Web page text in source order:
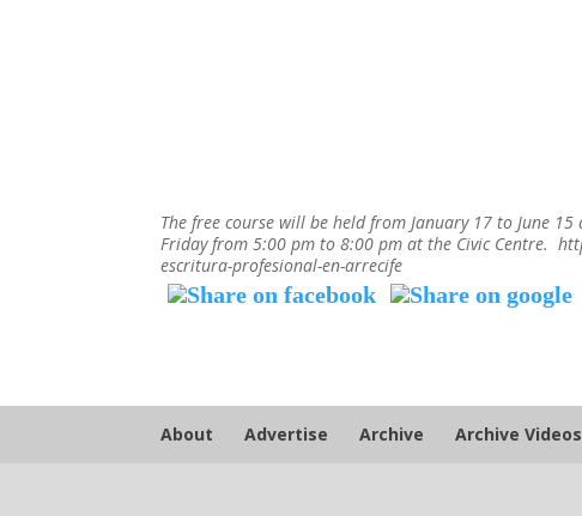
The free course will be held from January 17 to June
Friday from 5:00 pm to 8:00 pm at the Civic Centre.
escritura-profesional-en-arrecife
About Advertise Archive Archive Videos